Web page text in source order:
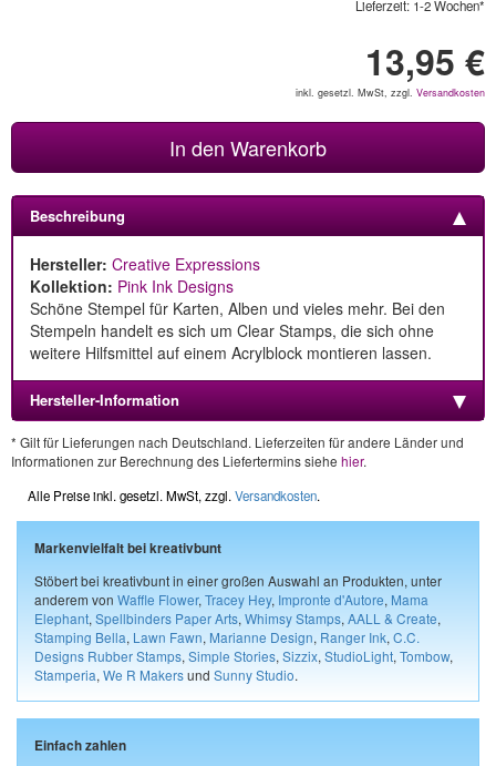
Lieferzeit: 1-2 Wochen*
13,95 €
inkl. gesetzl. MwSt, zzgl. Versandkosten
In den Warenkorb
Beschreibung
Hersteller: Creative Expressions
Kollektion: Pink Ink Designs
Schöne Stempel für Karten, Alben und vieles mehr. Bei den
Stempeln handelt es sich um Clear Stamps, die sich ohne
weitere Hilfsmittel auf einem Acrylblock montieren lassen.
Hersteller-Information
* Gilt für Lieferungen nach Deutschland. Lieferzeiten für andere Länder und
Informationen zur Berechnung des Liefertermins siehe hier.
Alle Preise inkl. gesetzl. MwSt, zzgl. Versandkosten.
Markenvielfalt bei kreativbunt
Stöbert bei kreativbunt in einer großen Auswahl an Produkten, unter
anderem von Waffle Flower, Tracey Hey, Impronte d'Autore, Mama
Elephant, Spellbinders Paper Arts, Whimsy Stamps, AALL & Create,
Stamping Bella, Lawn Fawn, Marianne Design, Ranger Ink, C.C.
Designs Rubber Stamps, Simple Stories, Sizzix, StudioLight, Tombow,
Stamperia, We R Makersund Sunny Studio.
Einfach zahlen